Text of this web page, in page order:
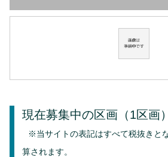
現在募集中の区画 （1区画）
※当サイトの表記はすべて税抜きと
算されます。